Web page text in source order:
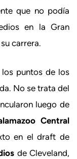
que no podía
en la Gran
carrera.
puntos de los
No se trata del
luego de
Central
en el draft de
de Cleveland,